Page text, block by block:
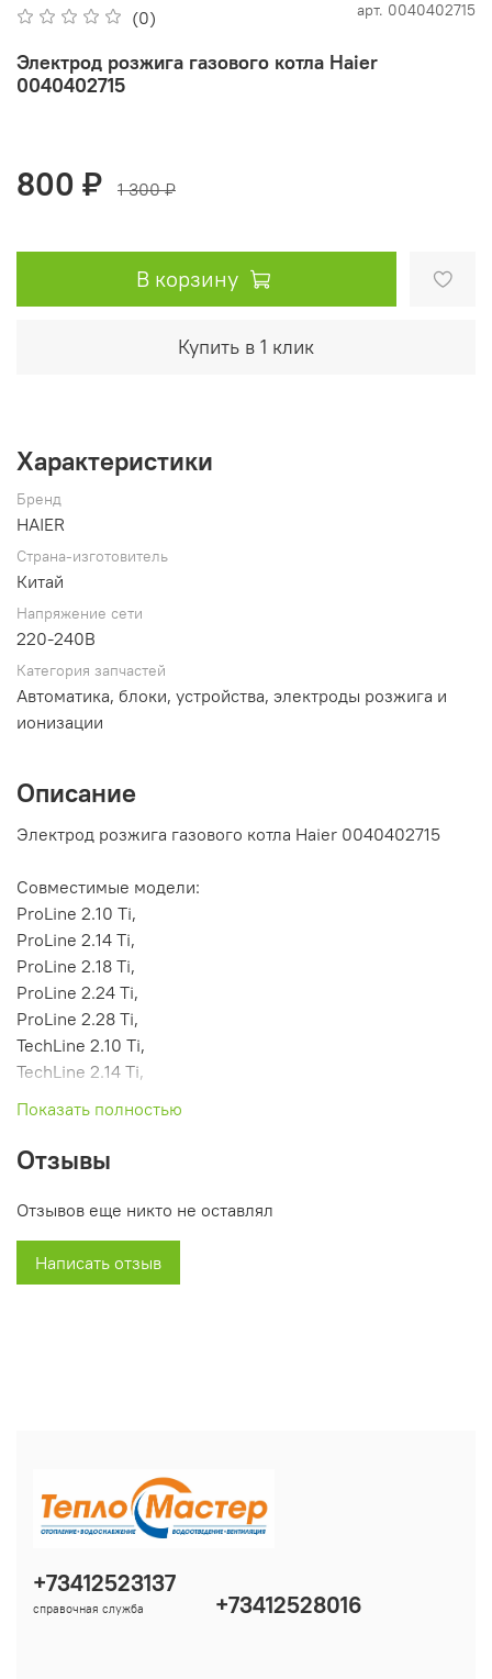
(0) арт. 0040402715
Электрод розжига газового котла Haier
0040402715
800 ₽ 1 300 ₽
В корзину
Купить в 1 клик
Характеристики
Бренд
HAIER
Страна-изготовитель
Китай
Напряжение сети
220-240В
Категория запчастей
Автоматика, блоки, устройства, электроды розжига и
ионизации
Описание
Электрод розжига газового котла Haier 0040402715
Совместимые модели:
ProLine 2.10 Ti,
ProLine 2.14 Ti,
ProLine 2.18 Ti,
ProLine 2.24 Ti,
ProLine 2.28 Ti,
TechLine 2.10 Ti,
TechLine 2.14 Ti,
TechLine 2.18 Ti,
ProLine 2.10 Ti
Показать полностью
Отзывы
Отзывов еще никто не оставлял
Написать отзыв
+73412523137
справочная служба +73412528016